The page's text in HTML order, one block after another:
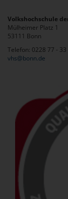
Volkshochschule
Mülheimer Platz 1
53111 Bonn
Telefon: 0228 77 - 33
vhs@bonn.de